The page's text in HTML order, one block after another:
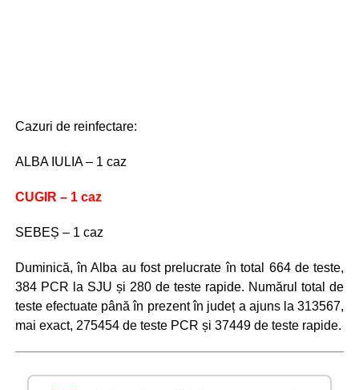
Cazuri de reinfectare:
ALBA IULIA – 1 caz
CUGIR – 1 caz
SEBEȘ – 1 caz
Duminică, în Alba au fost prelucrate în total 664 de teste,
384 PCR la SJU și 280 de teste rapide. Numărul total de
teste efectuate până în prezent în județ a ajuns la 313567,
mai exact, 275454 de teste PCR și 37449 de teste rapide.